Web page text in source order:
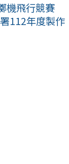
機飛行競賽
112年度製